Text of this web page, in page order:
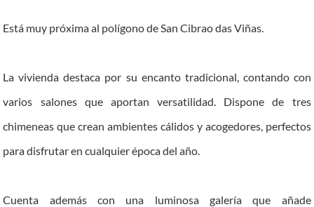
Está muy próxima al polígono de San Cibrao das Viñas.
La vivienda destaca por su encanto tradicional, contando con
varios salones que aportan versatilidad. Dispone de tres
chimeneas que crean ambientes cálidos y acogedores, perfectos
para disfrutar en cualquier época del año.
Cuenta además con una luminosa galería que añade